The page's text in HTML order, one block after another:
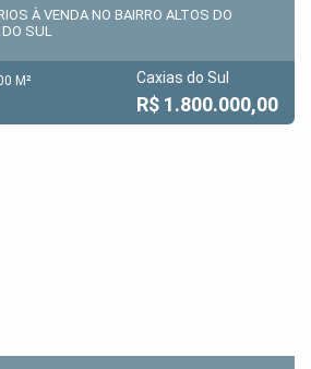
À VENDA NO BAIRRO ALTOS DO
DO SUL
M² Caxias do Sul
R$ 1.800.000,00